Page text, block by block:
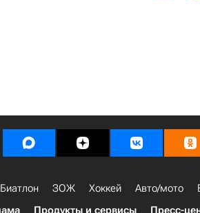
Биатлон ЗОЖ Хоккей Авто/мото
Продукты и сервисы Пресс-